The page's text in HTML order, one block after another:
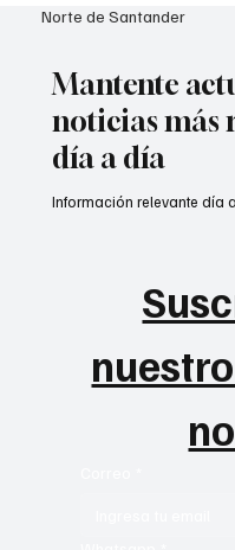
Norte de Santander
Mantente
noticias más
día a día
Información relevante día